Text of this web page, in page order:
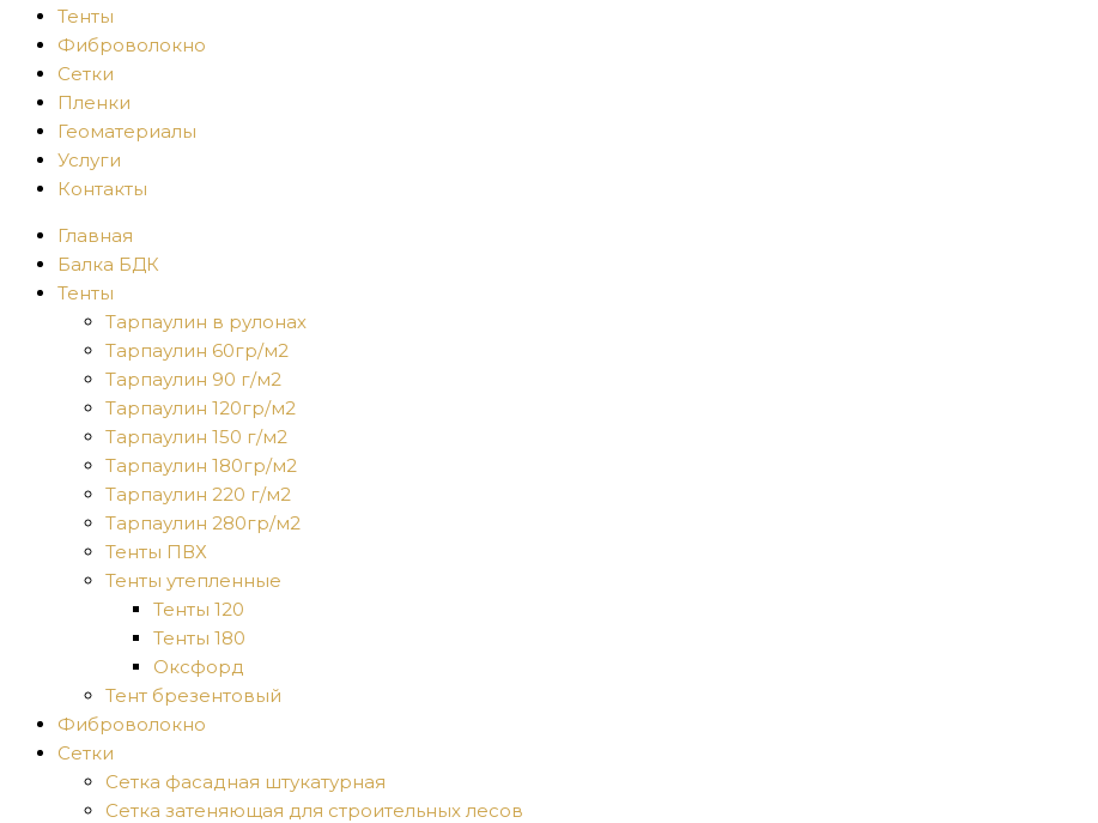
Тенты
Фиброволокно
Сетки
Пленки
Геоматериалы
Услуги
Контакты
Главная
Балка БДК
Тенты
Тарпаулин в рулонах
Тарпаулин 60гр/м2
Тарпаулин 90 г/м2
Тарпаулин 120гр/м2
Тарпаулин 150 г/м2
Тарпаулин 180гр/м2
Тарпаулин 220 г/м2
Тарпаулин 280гр/м2
Тенты ПВХ
Тенты утепленные
Тенты 120
Тенты 180
Оксфорд
Тент брезентовый
Фиброволокно
Сетки
Сетка фасадная штукатурная
Сетка затеняющая для строительных лесов